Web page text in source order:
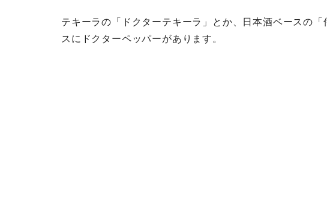
テキーラの「ドクターテキーラ」とか、日本酒ベースの
スにドクターペッパーがあります。